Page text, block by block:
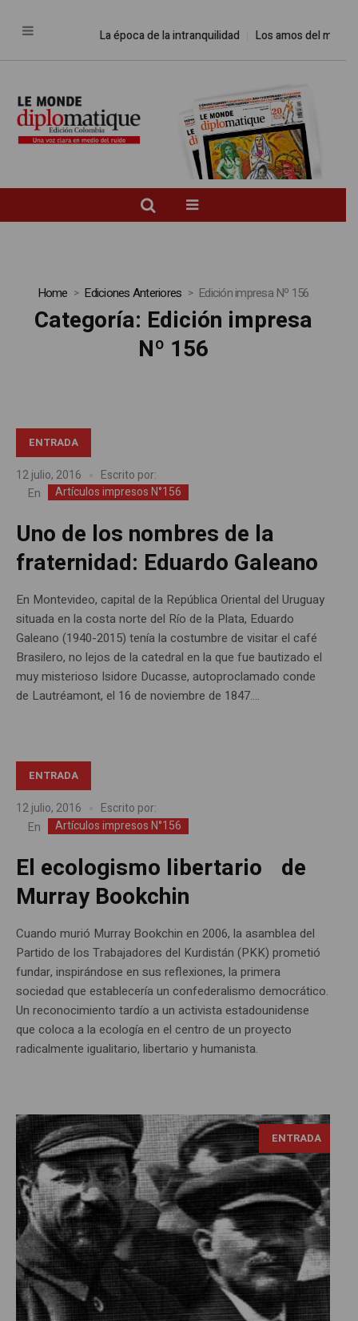
La época de la intranquilidad Los amos del mundo
Home Ediciones Anteriores Edición impresa Nº 156
Categoría: Edición impresa
Nº 156
ENTRADA
12 julio, 2016
Escrito por:
En
Artículos impresos N°156
Uno de los nombres de la
fraternidad: Eduardo Galeano
En Montevideo, capital de la República Oriental del Uruguay
situada en la costa norte del Río de la Plata, Eduardo
Galeano (1940-2015) tenía la costumbre de visitar el café
Brasilero, no lejos de la catedral en la que fue bautizado el
muy misterioso Isidore Ducasse, autoproclamado conde
de Lautréamont, el 16 de noviembre de 1847....
ENTRADA
12 julio, 2016
Escrito por:
En
Artículos impresos N°156
El ecologismo libertario de
Murray Bookchin
Cuando murió Murray Bookchin en 2006, la asamblea del
Partido de los Trabajadores del Kurdistán (PKK) prometió
fundar, inspirándose en sus reflexiones, la primera
sociedad que establecería un confederalismo democrático.
Un reconocimiento tardío a un activista estadounidense
que coloca a la ecología en el centro de un proyecto
radicalmente igualitario, libertario y humanista.
ENTRADA